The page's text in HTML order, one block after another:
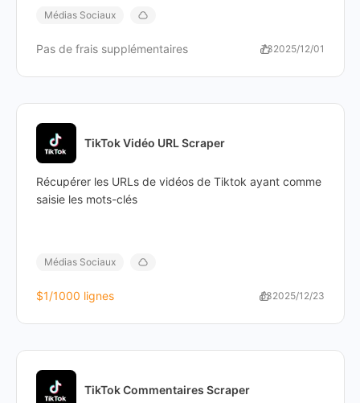
Médias Sociaux
Pas de frais supplémentaires 732025/12/01
TikTok Vidéo URL Scraper
Récupérer les URLs de vidéos de Tiktok ayant comme
saisie les mots-clés
Médias Sociaux
$1/1000 lignes 532025/12/23
TikTok Commentaires Scraper